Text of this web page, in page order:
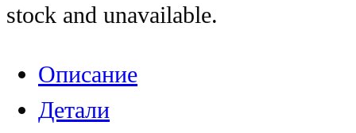
stock and unavailable.
Описание
Детали